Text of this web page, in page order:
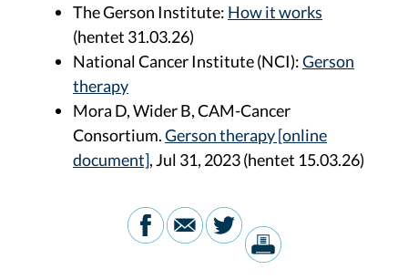
The Gerson Institute: How it works
(hentet 31.03.26)
National Cancer Institute (NCI):Gerson
therapy
Mora D, Wider B, CAM-Cancer
Consortium.Gerson therapy [online
document], Jul 31, 2023 (hentet 15.03.26)